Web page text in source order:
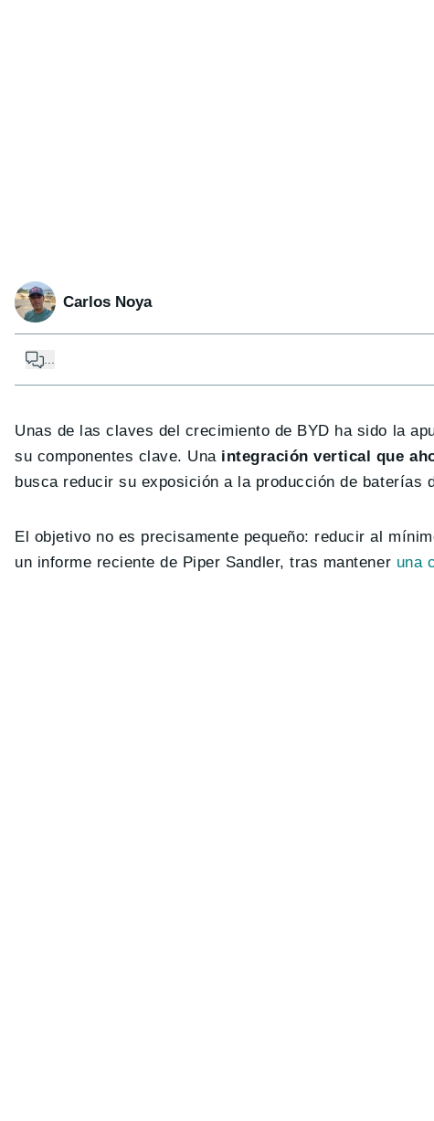
Carlos Noya
...
Unas de las claves del crecimiento de BYD ha sido la
su componentes clave. Una integración vertical que
busca reducir su exposición a la producción de baterías
El objetivo no es precisamente pequeño: reducir al
un informe reciente de Piper Sandler, tras mantener una